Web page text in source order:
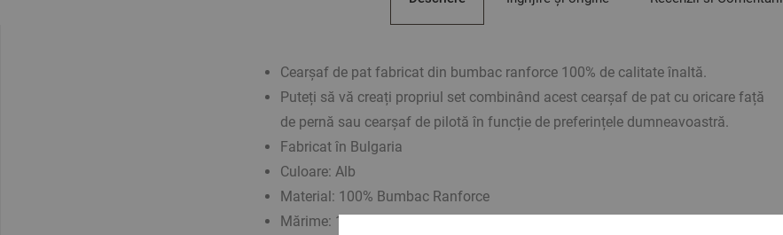
Cearșaf de pat fabricat din bumbac ranforce 100% de calitate înaltă.
Puteți să vă creați propriul set combinând acest cearșaf de pat cu oricare față
de pernă sau cearșaf de pilotă în funcție de preferințele dumneavoastră.
Fabricat în Bulgaria
Culoare: Alb
Material: 100% Bumbac Ranforce
Mărime: 150/260 cm